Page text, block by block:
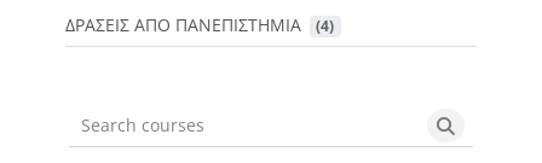
ΔΡΑΣΕΙΣ ΑΠΟ ΠΑΝΕΠΙΣΤΗΜΙΑ
(4)
Search courses Search